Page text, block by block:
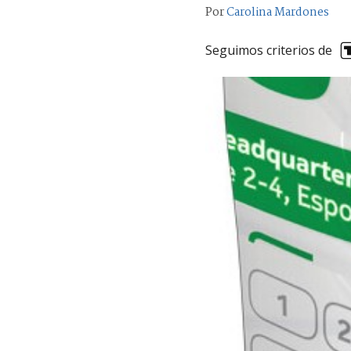
PorCarolina Mardones
Seguimos criterios de